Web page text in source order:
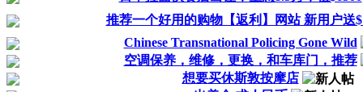
推荐一个好用的购物【返利】网站 新用户送
Chinese Transnational Policing Gone Wild
空调保养，维修，更换，和车库门，推荐
想要买休斯敦按摩店